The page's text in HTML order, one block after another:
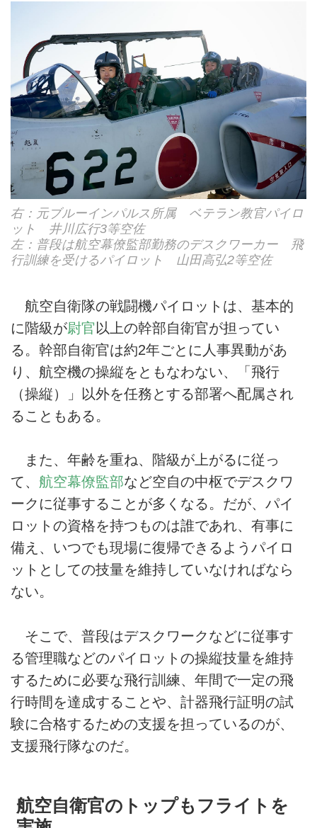
右：元ブルーインパルス所属 ベテラン教官パイロ
ット 井川広行3等空佐
左：普段は航空幕僚監部勤務のデスクワーカー 飛
行訓練を受けるパイロット 山田高弘2等空佐
航空自衛隊の戦闘機パイロットは、基本的
に階級が尉官 以上の幹部自衛官が担ってい
る。幹部自衛官は約2年ごとに人事異動があ
り、航空機の操縦をともなわない、「飛行
（操縦）」以外を任務とする部署へ配属され
ることもある。
また、年齢を重ね、階級が上がるに従っ
て、 航空幕僚監部など空自の中枢でデスクワ
ークに従事することが多くなる。だが、パイ
ロットの資格を持つものは誰であれ、有事に
備え、いつでも現場に復帰できるようパイロ
ットとしての技量を維持していなければなら
ない。
そこで、普段はデスクワークなどに従事す
る管理職などのパイロットの操縦技量を維持
するために必要な飛行訓練、年間で一定の飛
行時間を達成することや、計器飛行証明の試
験に合格するための支援を担っているのが、
支援飛行隊なのだ。
航空自衛官のトップもフライトを